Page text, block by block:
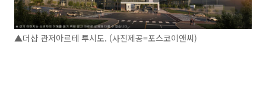
▲더샵 관저아르테 투시도. (사진제공=포스코이앤씨)